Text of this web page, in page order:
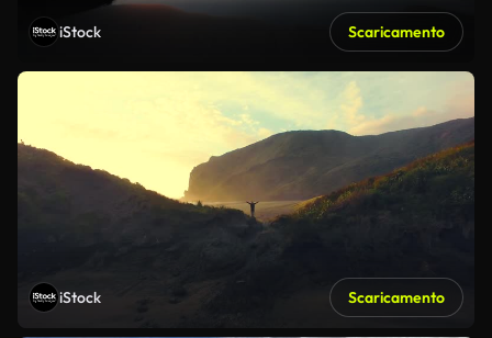
iStock Scaricamento
iStock Scaricamento